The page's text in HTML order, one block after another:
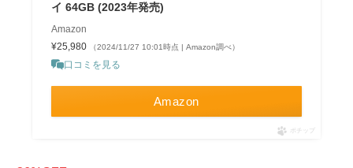
イ 64GB (2023年発売)
Amazon
¥25,980
（2024/11/27 10:01時点 | Amazon調べ）
口コミを見る
Amazon
ポチップ